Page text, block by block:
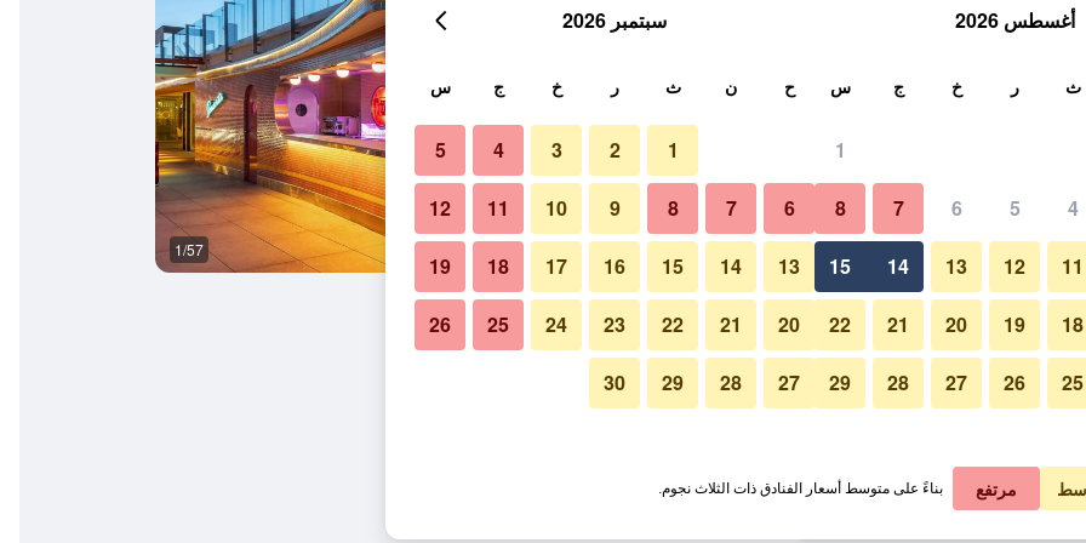
في الليلة
﷼ عرض الصفقة
﷼ عرض الصفقة
ردهة 1/57
صور لـ فندق إكسبو برشلونة
أغسطس 2026
ث ر خ ج س
1
4
5
6
7
8
11
12
13
14
15
18
19
20
21
22
25
26
27
28
29
سبتمبر 2026
ح ن ث ر خ ج س
1
2
3
4
5
6
7
8
9
10
11
12
13
14
15
16
17
18
19
20
21
22
23
24
25
26
27
28
29
30
مرتفع بناءً على متوسط أسعار الفنادق ذات الثلاث نجوم.